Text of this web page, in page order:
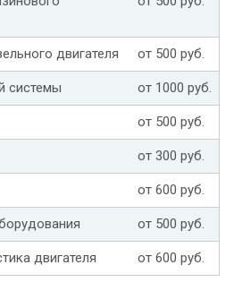
двигателя от 500 руб.
системы от 1000 руб.
от 500 руб.
от 300 руб.
от 600 руб.
от 500 руб.
двигателя от 600 руб.